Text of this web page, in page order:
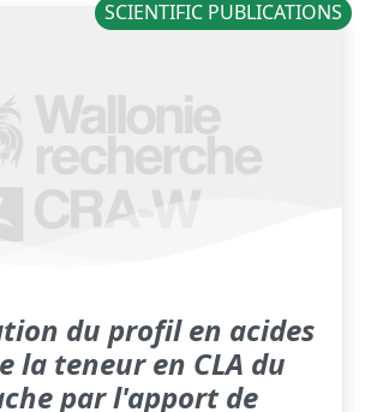
SCIENTIFIC PUBLICATIONS
du profil en acides
la teneur en CLA du
par l'apport de